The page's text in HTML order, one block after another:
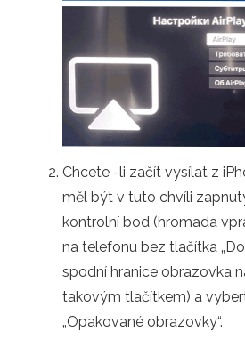
Chcete -li začít vysílat z
měl být v tuto chvíli
kontrolní bod (hromada
na telefonu bez tlačítka
spodní hranice obrazovka
takovým tlačítkem) a
„Opakované obrazovky“.